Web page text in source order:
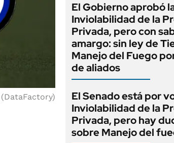
(DataFactory)
El Gobierno aprobó
Inviolabilidad de la
Privada, pero con
amargo: sin ley de
Manejo del Fuego
de aliados
El Senado está por
Inviolabilidad de la
Privada, pero hay
sobre Manejo del